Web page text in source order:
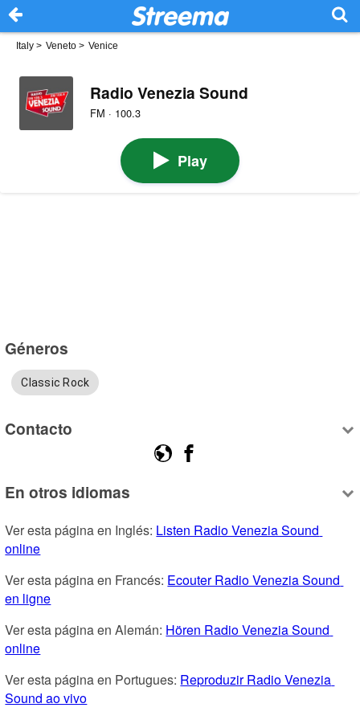
Italy > Veneto > Venice
Radio Venezia Sound
FM · 100.3
Play
Géneros
Classic Rock
Contacto
En otros idiomas
Ver esta página en Inglés: Listen Radio Venezia Sound
online
Ver esta página en Francés: Ecouter Radio Venezia Sound
en ligne
Ver esta página en Alemán: Hören Radio Venezia Sound
online
Ver esta página en Portugues: Reproduzir Radio Venezia
Sound ao vivo